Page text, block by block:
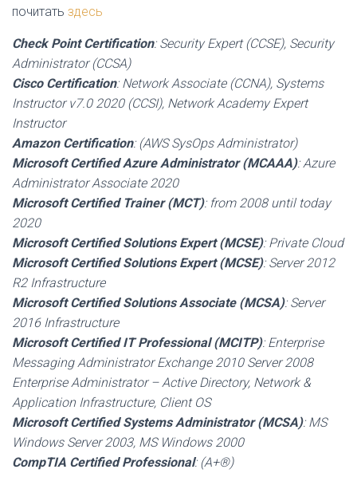
почитать здесь
Check Point Certification: Security Expert (CCSE), Security
Administrator (CCSA)
Cisco Certification: Network Associate (CCNA), Systems
Instructor v7.0 2020 (CCSI), Network Academy Expert
Instructor
Amazon Certification: (AWS SysOps Administrator)
Microsoft Certified Azure Administrator (MCAAA): Azure
Administrator Associate 2020
Microsoft Certified Trainer (MCT): from 2008 until today
2020
Microsoft Certified Solutions Expert (MCSE): Private Cloud
Microsoft Certified Solutions Expert (MCSE): Server 2012
R2 Infrastructure
Microsoft Certified Solutions Associate (MCSA): Server
2016 Infrastructure
Microsoft Certified IT Professional (MCITP): Enterprise
Messaging Administrator Exchange 2010 Server 2008
Enterprise Administrator – Active Directory, Network &
Application Infrastructure, Client OS
Microsoft Certified Systems Administrator (MCSA): MS
Windows Server 2003, MS Windows 2000
CompTIA Certified Professional: (A+®)